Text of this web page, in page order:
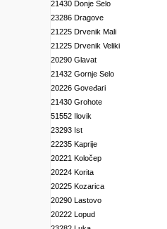
21430 Donje Selo
23286 Dragove
21225 Drvenik Mali
21225 Drvenik Veliki
20290 Glavat
21432 Gornje Selo
20226 Goveđari
21430 Grohote
51552 Ilovik
23293 Ist
22235 Kaprije
20221 Koločep
20224 Korita
20225 Kozarica
20290 Lastovo
20222 Lopud